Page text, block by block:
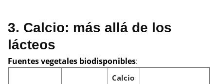
3. Calcio: más allá de los
lácteos
Fuentes vegetales biodisponibles:
Calcio